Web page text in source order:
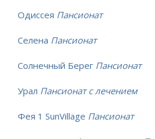
Одиссея Пансионат
Селена Пансионат
Солнечный Берег Пансионат
Урал Пансионат с лечением
Фея 1 SunVillage Пансионат